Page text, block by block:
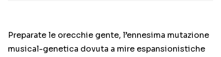
Preparate le orecchie gente, l’ennesima mutazione
musical-genetica dovuta a mire espansionistiche